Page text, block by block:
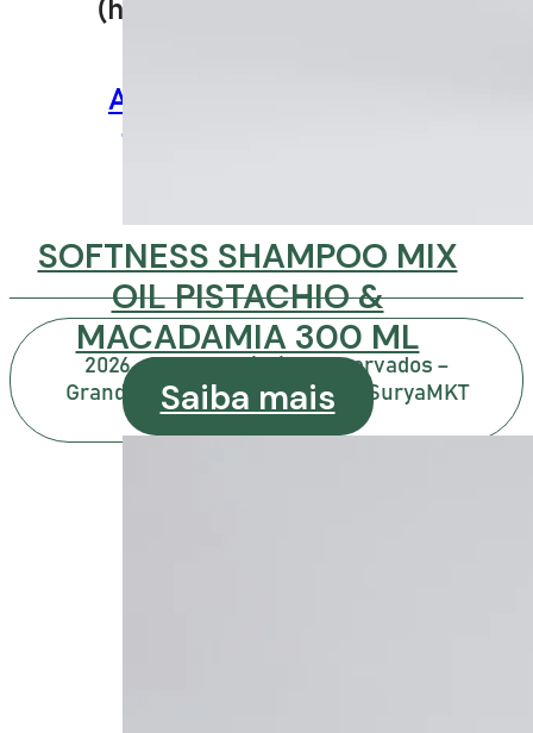
SOFTNESS SHAMPOO MIX
OIL PISTACHIO &
MACADAMIA 300 ML
Saiba mais
(horário de Brasília, DF).
Av. Dr. José Maciel, 659
Taboão da Serra - SP
2026 – Todos os direitos reservados –
Grandha® – Desenvolvido por SuryaMKT